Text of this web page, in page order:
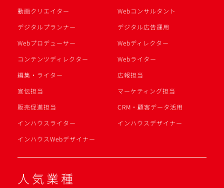
動画クリエイター
Webコンサルタント
デジタルプランナー
デジタル広告運用
Webプロデューサー
Webディレクター
コンテンツディレクター
Webライター
編集・ライター
広報担当
宣伝担当
マーケティング担当
販売促進担当
CRM・顧客データ活用
インハウスライター
インハウスデザイナー
インハウスWebデザイナー
人気業種